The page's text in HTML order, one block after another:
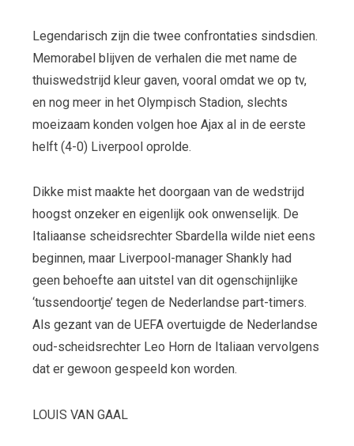
Legendarisch zijn die twee confrontaties sindsdien.
Memorabel blijven de verhalen die met name de
thuiswedstrijd kleur gaven, vooral omdat we op tv,
en nog meer in het Olympisch Stadion, slechts
moeizaam konden volgen hoe Ajax al in de eerste
helft (4-0) Liverpool oprolde.
Dikke mist maakte het doorgaan van de wedstrijd
hoogst onzeker en eigenlijk ook onwenselijk. De
Italiaanse scheidsrechter Sbardella wilde niet eens
beginnen, maar Liverpool-manager Shankly had
geen behoefte aan uitstel van dit ogenschijnlijke
‘tussendoortje’ tegen de Nederlandse part-timers.
Als gezant van de UEFA overtuigde de Nederlandse
oud-scheidsrechter Leo Horn de Italiaan vervolgens
dat er gewoon gespeeld kon worden.
LOUIS VAN GAAL